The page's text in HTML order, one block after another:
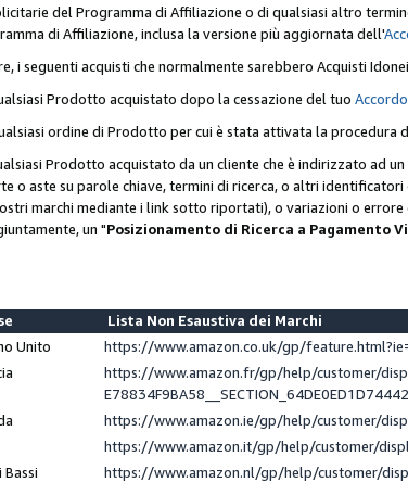
del Programma di Affiliazione o di qualsiasi altro
di Affiliazione, inclusa la versione più aggiornata dell'
i seguenti acquisti che normalmente sarebbero Acquisti
Prodotto acquistato dopo la cessazione del tuo Accordo
ordine di Prodotto per cui è stata attivata la procedura
Prodotto acquistato da un cliente che è indirizzato ad
o aste su parole chiave, termini di ricerca, o altri identificatori
marchi mediante i link sotto riportati), o variazioni o errore
un "Posizionamento di Ricerca a Pagamento
Lista Non Esaustiva dei Marchi
Unito
https://www.amazon.co.uk/gp/
https://www.amazon.fr/gp/help/customer/
https://www.amazon.ie/gp/help/customer/
https://www.amazon.it/gp/help/customer/
Bassi
https://www.amazon.nl/gp/help/customer/